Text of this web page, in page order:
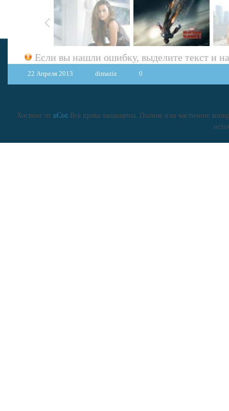
Если вы нашли ошибку, выделите текст и
22 Апреля 2013 dimaziz 0
Хостинг от uCozВсе права защищены. Полное или частичное